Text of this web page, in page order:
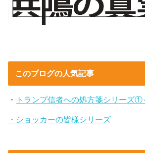
このブログの人気記事
・ トランプ信者への処方箋シリーズ
・ショッカーの皆様シリーズ